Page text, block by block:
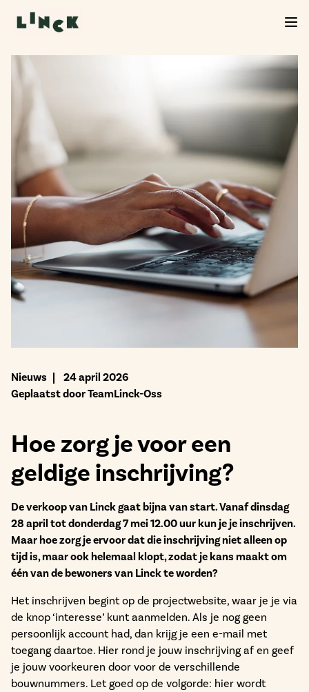
Nieuws
24 april 2026
Geplaatst door TeamLinck-Oss
Hoe zorg je voor een
geldige inschrijving?
De verkoop van Linck gaat bijna van start. Vanaf dinsdag
28 april tot donderdag 7 mei 12.00 uur kun je je inschrijven.
Maar hoe zorg je ervoor dat die inschrijving niet alleen op
tijd is, maar ook helemaal klopt, zodat je kans maakt om
één van de bewoners van Linck te worden?
Het inschrijven begint op de projectwebsite, waar je je via
de knop ‘interesse’ kunt aanmelden. Als je nog geen
persoonlijk account had, dan krijg je een e-mail met
toegang daartoe. Hier rond je jouw inschrijving af en geef
je jouw voorkeuren door voor de verschillende
bouwnummers. Let goed op de volgorde: hier wordt
Verkoop Linck van start!
De verkoop van Linck is officieel begonnen. Neem
een kijkje in het woningaanbod, kies jouw favoriet
en start je inschrijving. We helpen je graag verder
bij de volgende stap.